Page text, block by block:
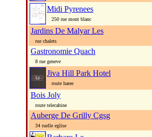
Midi Pyrenees
250 rue mont blanc
Jardins De Malyar Les
rue chalets
Gastronomie Quach
8 rue geneve
Jiva Hill Park Hotel
route haree
Bois Joly
route telecabine
Auberge De Grilly Cgsg
34 ruelle eglise